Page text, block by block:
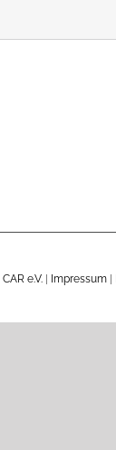
CAR e.V. Impressum